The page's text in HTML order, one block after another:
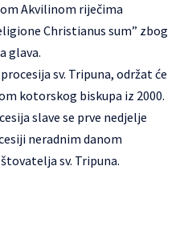
Akvilinom riječima
Christianus sum” zbog
glava.
sv. Tripuna, održat će
kotorskog biskupa iz 2000.
slave se prve nedjelje
neradnim danom
sv. Tripuna.